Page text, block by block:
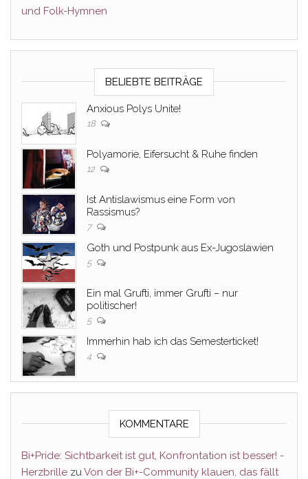
und Folk-Hymnen
BELIEBTE BEITRÄGE
Anxious Polys Unite!
18
Polyamorie, Eifersucht & Ruhe finden
12
Ist Antislawismus eine Form von
Rassismus?
7
Goth und Postpunk aus Ex-Jugoslawien
5
Ein mal Grufti, immer Grufti – nur
politischer!
5
Immerhin hab ich das Semesterticket!
4
KOMMENTARE
Bi+Pride: Sichtbarkeit ist gut, Konfrontation ist besser! -
Herzbrille zuVon der Bi+-Community klauen, das fällt